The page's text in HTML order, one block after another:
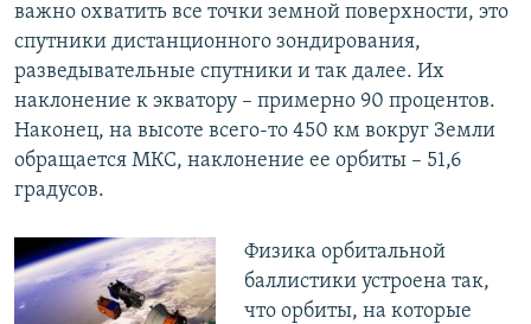
важно охватить все точки земной поверхности, это
спутники дистанционного зондирования,
разведывательные спутники и так далее. Их
наклонение к экватору – примерно 90 процентов.
Наконец, на высоте всего-то 450 км вокруг Земли
обращается МКС, наклонение ее орбиты – 51,6
градусов.
Физика орбитальной
баллистики устроена так,
что орбиты, на которые